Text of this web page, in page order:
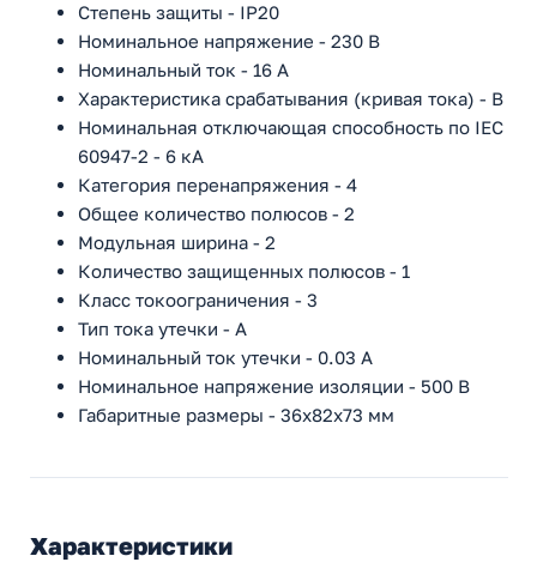
Степень защиты - IP20
Номинальное напряжение - 230 В
Номинальный ток - 16 А
Характеристика срабатывания (кривая тока) - B
Номинальная отключающая способность по IEC
60947-2 - 6 кА
Категория перенапряжения - 4
Общее количество полюсов - 2
Модульная ширина - 2
Количество защищенных полюсов - 1
Класс токоограничения - 3
Тип тока утечки - A
Номинальный ток утечки - 0.03 А
Номинальное напряжение изоляции - 500 В
Габаритные размеры - 36х82х73 мм
Характеристики